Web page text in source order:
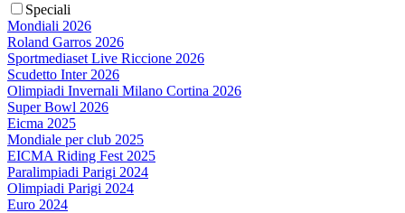
Speciali
Mondiali 2026
Roland Garros 2026
Sportmediaset Live Riccione 2026
Scudetto Inter 2026
Olimpiadi Invernali Milano Cortina 2026
Super Bowl 2026
Eicma 2025
Mondiale per club 2025
EICMA Riding Fest 2025
Paralimpiadi Parigi 2024
Olimpiadi Parigi 2024
Euro 2024